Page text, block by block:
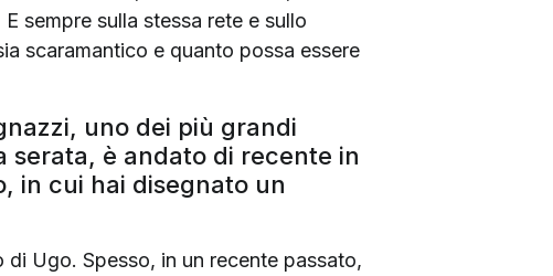
sempre sulla stessa rete e sullo
scaramantico e quanto possa essere
uno dei più grandi
serata, è andato di recente in
in cui hai disegnato un
di Ugo. Spesso, in un recente passato,